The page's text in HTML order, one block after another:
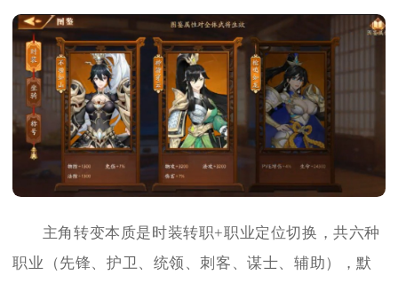
主角转变本质是时装转职+职业定位切换，共六种
职业（先锋、护卫、统领、刺客、谋士、辅助），默